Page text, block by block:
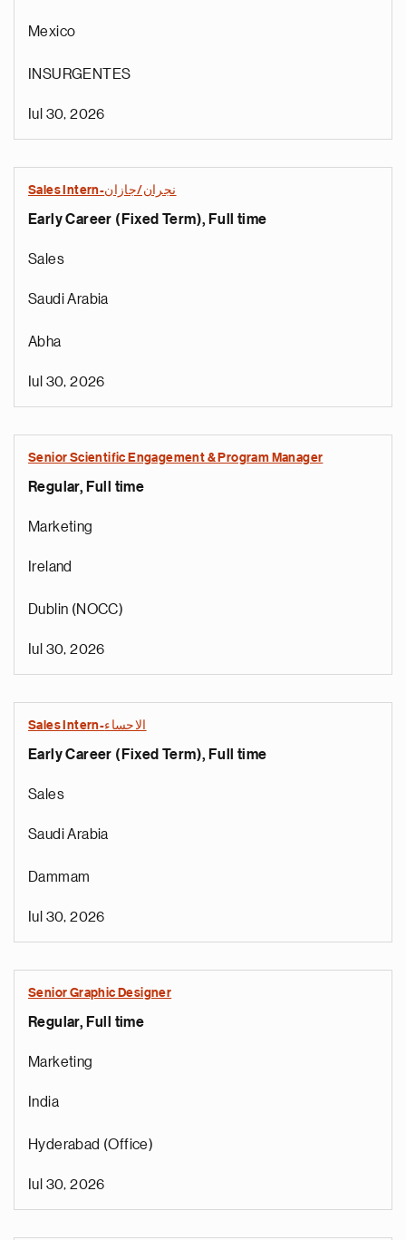
Mexico
INSURGENTES
Iul 30, 2026
Sales Intern-نجران/جازان
Early Career (Fixed Term), Full time
Sales
Saudi Arabia
Abha
Iul 30, 2026
Senior Scientific Engagement & Program Manager
Regular, Full time
Marketing
Ireland
Dublin (NOCC)
Iul 30, 2026
Sales Intern-الاحساء
Early Career (Fixed Term), Full time
Sales
Saudi Arabia
Dammam
Iul 30, 2026
Senior Graphic Designer
Regular, Full time
Marketing
India
Hyderabad (Office)
Iul 30, 2026